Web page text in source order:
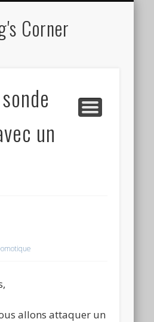
Corner
un
allons attaquer un